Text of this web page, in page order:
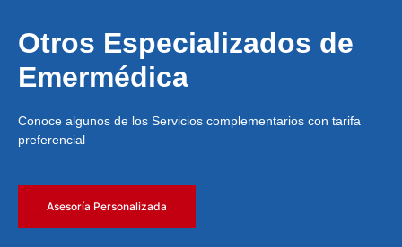
Otros Especializados de
Emermédica
Conoce algunos de los Servicios complementarios con tarifa
preferencial
Asesoría Personalizada